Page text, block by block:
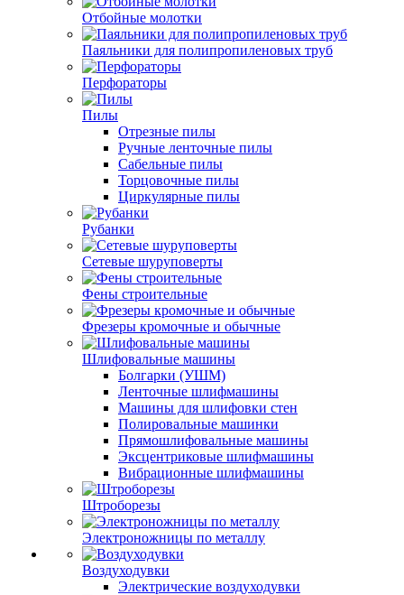
Отбойные молотки
Паяльники для полипропиленовых труб
Перфораторы
Пилы
Отрезные пилы
Ручные ленточные пилы
Сабельные пилы
Торцовочные пилы
Циркулярные пилы
Рубанки
Сетевые шуруповерты
Фены строительные
Фрезеры кромочные и обычные
Шлифовальные машины
Болгарки (УШМ)
Ленточные шлифмашины
Машины для шлифовки стен
Полировальные машинки
Прямошлифовальные машины
Эксцентриковые шлифмашины
Вибрационные шлифмашины
Штроборезы
Электроножницы по металлу
Воздуходувки
Электрические воздуходувки